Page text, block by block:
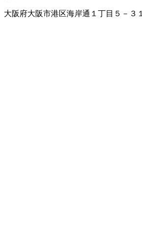
大阪府大阪市港区海岸通１丁目５－３１